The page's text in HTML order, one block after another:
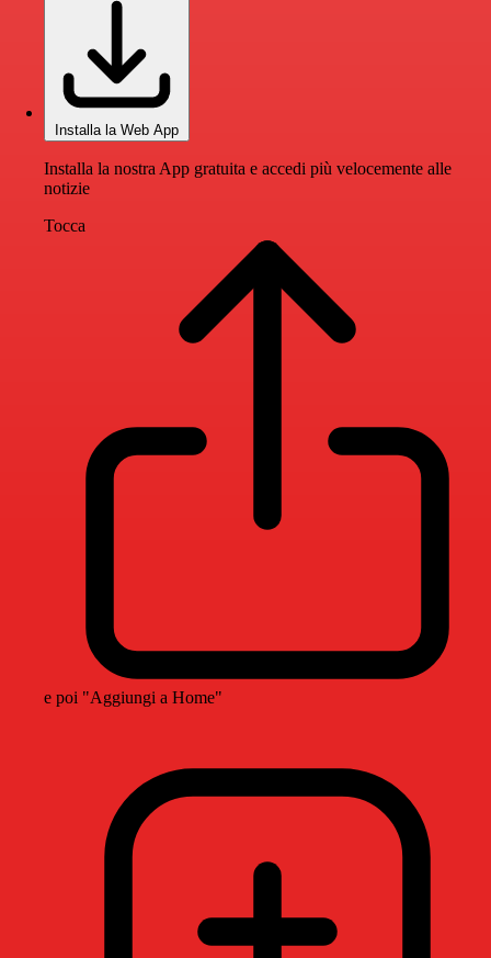
Installa la Web App
Installa la nostra App gratuita e accedi più velocemente alle
notizie
Tocca
e poi "Aggiungi a Home"